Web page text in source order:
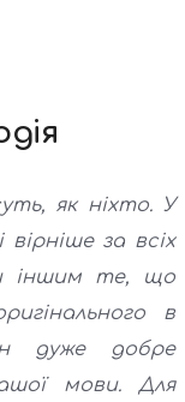
як ніхто. У
за всіх
іншим те, що
в
дуже добре
мови. Для